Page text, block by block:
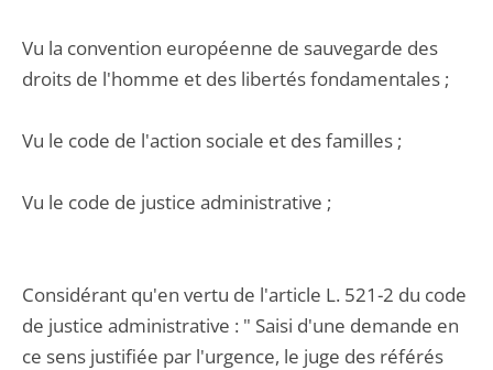
Vu la convention européenne de sauvegarde des
droits de l'homme et des libertés fondamentales ;
Vu le code de l'action sociale et des familles ;
Vu le code de justice administrative ;
Considérant qu'en vertu de l'article L. 521-2 du code
de justice administrative : " Saisi d'une demande en
ce sens justifiée par l'urgence, le juge des référés